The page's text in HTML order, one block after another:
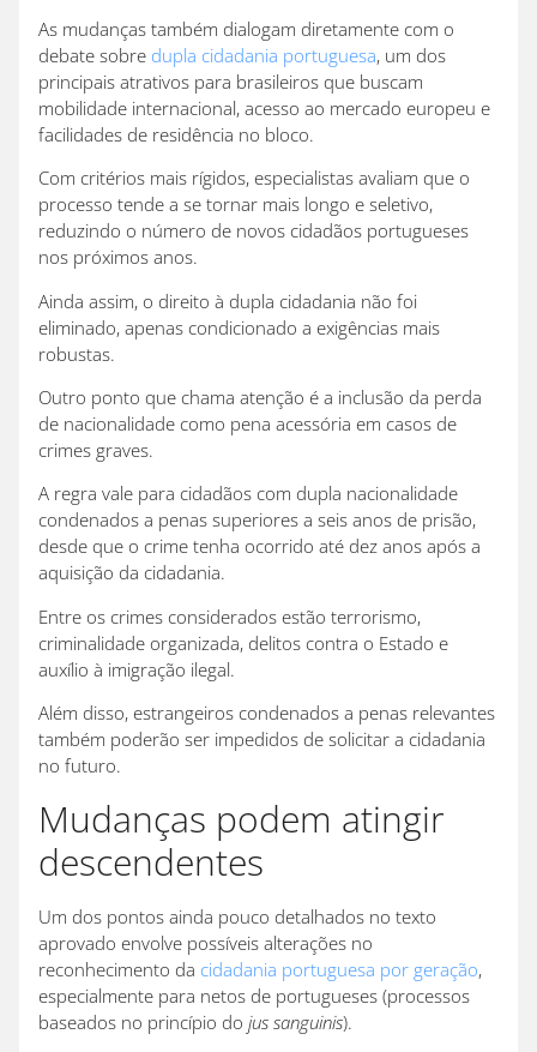
As mudanças também dialogam diretamente com o
debate sobre dupla cidadania portuguesa, um dos
principais atrativos para brasileiros que buscam
mobilidade internacional, acesso ao mercado europeu e
facilidades de residência no bloco.
Com critérios mais rígidos, especialistas avaliam que o
processo tende a se tornar mais longo e seletivo,
reduzindo o número de novos cidadãos portugueses
nos próximos anos.
Ainda assim, o direito à dupla cidadania não foi
eliminado, apenas condicionado a exigências mais
robustas.
Outro ponto que chama atenção é a inclusão da perda
de nacionalidade como pena acessória em casos de
crimes graves.
A regra vale para cidadãos com dupla nacionalidade
condenados a penas superiores a seis anos de prisão,
desde que o crime tenha ocorrido até dez anos após a
aquisição da cidadania.
Entre os crimes considerados estão terrorismo,
criminalidade organizada, delitos contra o Estado e
auxílio à imigração ilegal.
Além disso, estrangeiros condenados a penas relevantes
também poderão ser impedidos de solicitar a cidadania
no futuro.
Mudanças podem atingir
descendentes
Um dos pontos ainda pouco detalhados no texto
aprovado envolve possíveis alterações no
reconhecimento da cidadania portuguesa por geração,
especialmente para netos de portugueses (processos
baseados no princípio do jus sanguinis).